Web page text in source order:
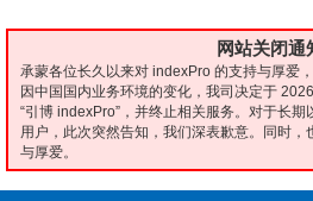
网站关闭通
承蒙各位长久以来对 indexPro 的支持与厚爱，
因中国国内业务环境的变化，我司决定于
“引博 indexPro”，并终止相关服务。对于长
用户，此次突然告知，我们深表歉意。同时
与厚爱。